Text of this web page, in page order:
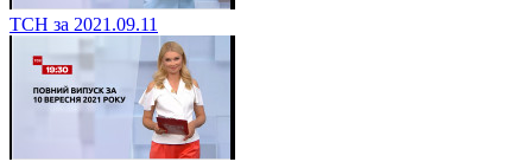
ТСН за 2021.09.11